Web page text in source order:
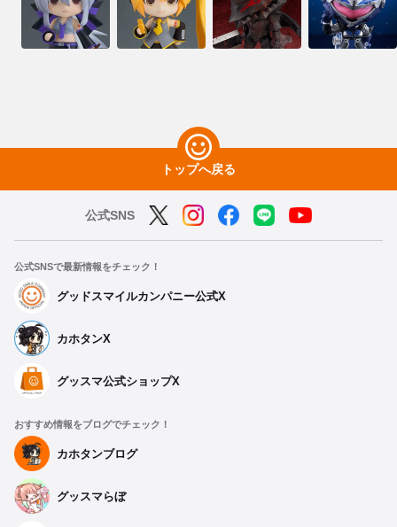
トップへ戻る
公式SNS
公式SNSで最新情報をチェック！
グッドスマイルカンパニー公式X
カホタンX
グッスマ公式ショップX
おすすめ情報をブログでチェック！
カホタンブログ
グッスマらぼ